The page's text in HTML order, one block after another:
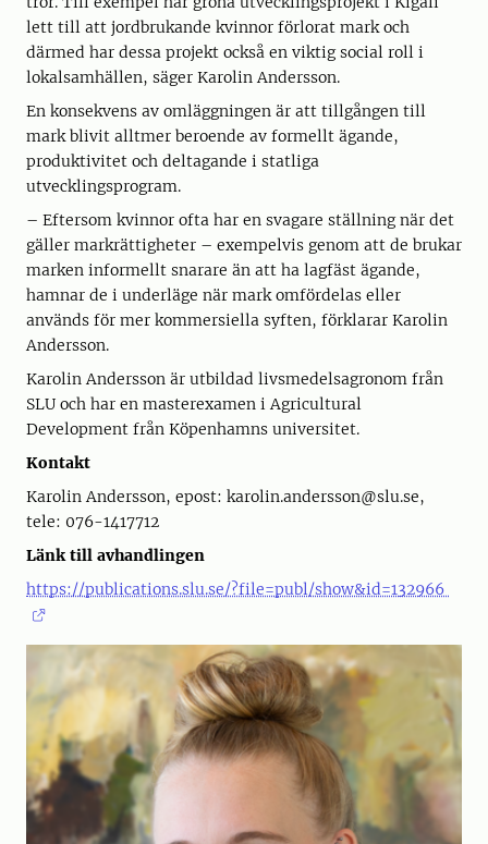
lett till att jordbrukande kvinnor förlorat mark och
därmed har dessa projekt också en viktig social roll i
lokalsamhällen, säger Karolin Andersson.
En konsekvens av omläggningen är att tillgången till
mark blivit alltmer beroende av formellt ägande,
produktivitet och deltagande i statliga
utvecklingsprogram.
– Eftersom kvinnor ofta har en svagare ställning när det
gäller markrättigheter – exempelvis genom att de brukar
marken informellt snarare än att ha lagfäst ägande,
hamnar de i underläge när mark omfördelas eller
används för mer kommersiella syften, förklarar Karolin
Andersson.
Karolin Andersson är utbildad livsmedelsagronom från
SLU och har en masterexamen i Agricultural
Development från Köpenhamns universitet.
Kontakt
Karolin Andersson, epost: karolin.andersson@slu.se,
tele: 076-1417712
Länk till avhandlingen
https://publications.slu.se/?file=publ/show&id=132966